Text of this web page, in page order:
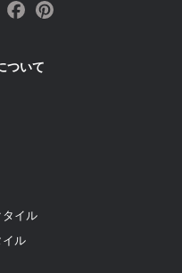
ついて
タイル
イル